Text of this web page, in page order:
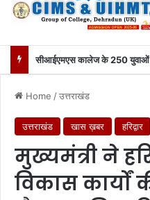
सीआईएमएस कालेज के 250 युवाओं
Home /उत्तराखंड
उत्तराखंड खास ख़बर हरिद्वार
मुख्यमंत्री ने
विकास कार्यों